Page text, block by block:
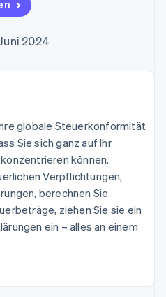
Data Pipeline
Datensynchronisierung
Reisen und
Sektor
auf
und
von
Agenten
2024
globale Steuerkonformität
Sie sich ganz auf Ihr
können.
Verpflichtungen,
berechnen Sie
ziehen Sie sie ein
ein – alles an einem